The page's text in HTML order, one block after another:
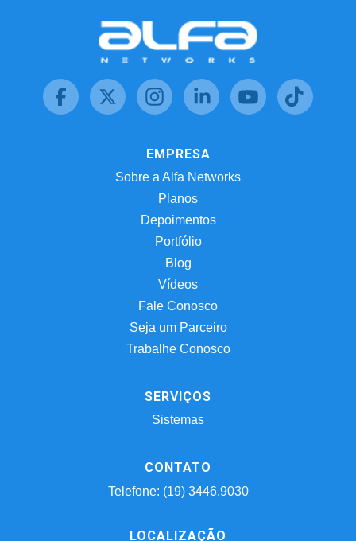
EMPRESA
Sobre a Alfa Networks
Planos
Depoimentos
Portfólio
Blog
Vídeos
Fale Conosco
Seja um Parceiro
Trabalhe Conosco
SERVIÇOS
Sistemas
CONTATO
Telefone: (19) 3446.9030
LOCALIZAÇÃO